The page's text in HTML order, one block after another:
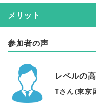
メリット
参加者の声
レベルの
Tさん(東京